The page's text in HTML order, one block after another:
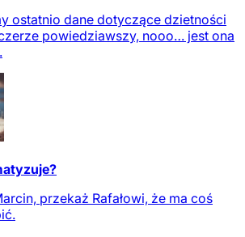
ostatnio dane dotyczące dzietności
powiedziawszy, nooo… jest ona
przekaż Rafałowi, że ma coś